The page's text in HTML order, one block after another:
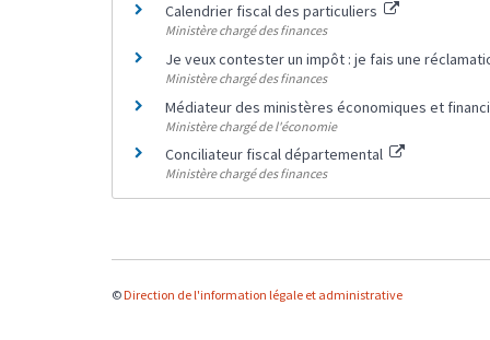
Calendrier fiscal des particuliers
Ministère chargé des finances
Je veux contester un impôt : je fais une
Ministère chargé des finances
Médiateur des ministères économiques et
Ministère chargé de l'économie
Conciliateur fiscal départemental
Ministère chargé des finances
© Direction de l'information légale et administrative